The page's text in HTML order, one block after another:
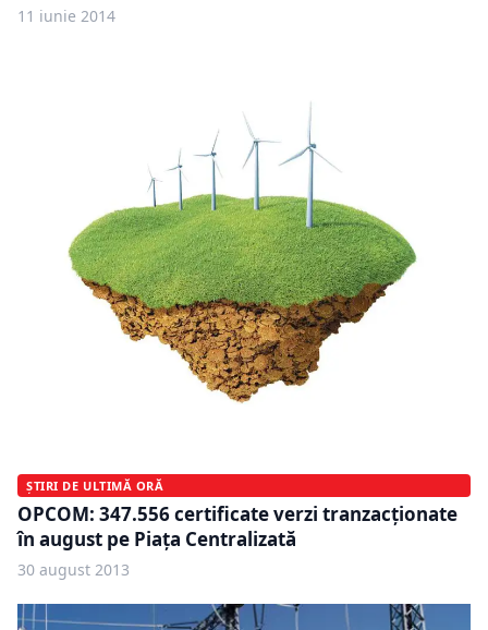
11 iunie 2014
ȘTIRI DE ULTIMĂ ORĂ
OPCOM: 347.556 certificate verzi tranzacţionate
în august pe Piaţa Centralizată
30 august 2013